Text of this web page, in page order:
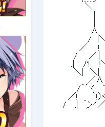
＼|　　| ./｀
| 　 |/.ｧi7ﾊ|/　
| 　 |,ｲ .j_り,
∧ 　!7'"　　
/　|＼ﾄ、 　
／ 　 !　 |　|
/ 　 ／.|　 | /
.|　 /'!　 !＼|'
＼|　＼|　 |／
／∧ r!　／〉
/´｀'く.　`,ﾍ/
／!　_　｀!）
/　 ,|　 ,ﾝｲ／